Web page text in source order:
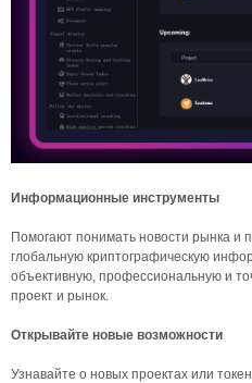
Информационные инструменты
Помогают понимать новости рынка и
глобальную криптографическую
объективную, профессиональную и
проект и рынок.
Открывайте новые возможности
Узнавайте о новых проектах или